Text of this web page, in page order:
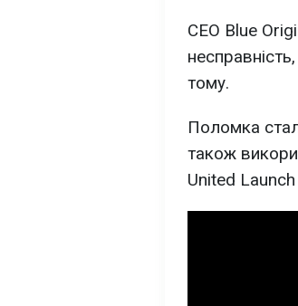
CEO Blue
тому.
Поломка
також
United